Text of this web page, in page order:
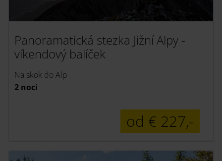
Panoramatická stezka Jižní Alpy -
víkendový balíček
Na skok do Alp
2 noci
od € 227,-